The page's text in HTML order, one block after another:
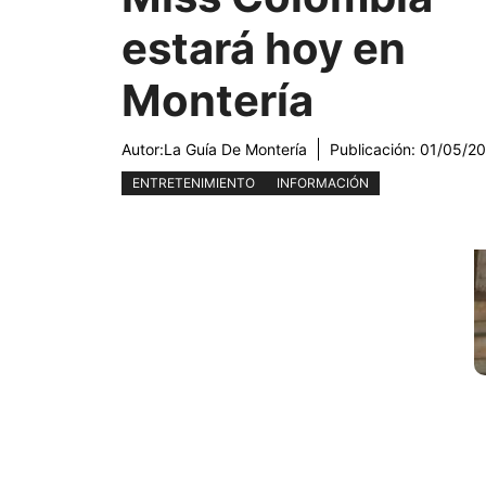
estará hoy en
Montería
Autor:La Guía De Montería Publicación: 01/05/
ENTRETENIMIENTO INFORMACIÓN